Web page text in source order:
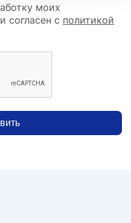
моих
и согласен с политикой